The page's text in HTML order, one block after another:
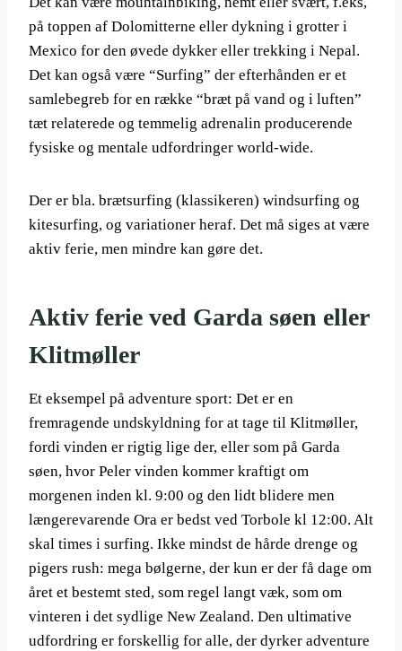
på toppen af Dolomitterne eller dykning i grotter i
Mexico for den øvede dykker eller trekking i Nepal.
Det kan også være “Surfing” der efterhånden er et
samlebegreb for en række “bræt på vand og i luften”
tæt relaterede og temmelig adrenalin producerende
fysiske og mentale udfordringer world-wide.
Der er bla. brætsurfing (klassikeren) windsurfing og
kitesurfing, og variationer heraf. Det må siges at være
aktiv ferie, men mindre kan gøre det.
Aktiv ferie ved Garda søen eller
Klitmøller
Et eksempel på adventure sport: Det er en
fremragende undskyldning for at tage til Klitmøller,
fordi vinden er rigtig lige der, eller som på Garda
søen, hvor Peler vinden kommer kraftigt om
morgenen inden kl. 9:00 og den lidt blidere men
længerevarende Ora er bedst ved Torbole kl 12:00. Alt
skal times i surfing. Ikke mindst de hårde drenge og
pigers rush: mega bølgerne, der kun er der få dage om
året et bestemt sted, som regel langt væk, som om
vinteren i det sydlige New Zealand. Den ultimative
udfordring er forskellig for alle, der dyrker adventure